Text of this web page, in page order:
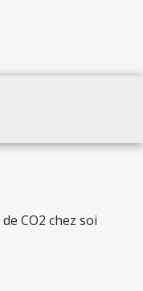
CO2 chez soi